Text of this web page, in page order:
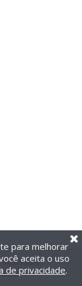
para melhorar
aceita o uso
de privacidade.